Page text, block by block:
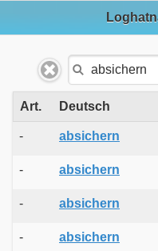
Art. Deutsch
- absichern
- absichern
- absichern
- absichern